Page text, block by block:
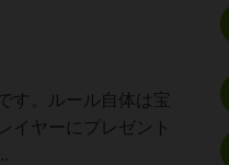
す。ルール自体は宝
イヤーにプレゼント